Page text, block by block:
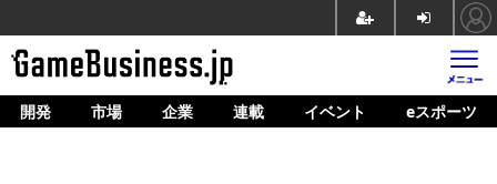
ホーム
開発 市場 企業 連載 イベント eスポーツ